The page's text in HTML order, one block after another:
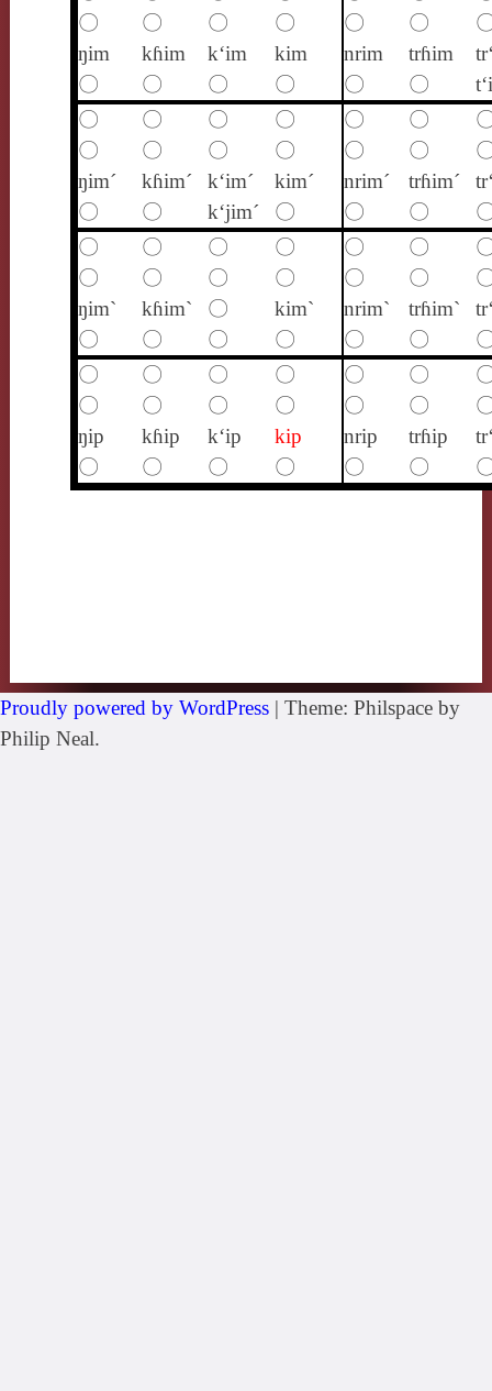
〇
〇 〇 〇 〇 〇
ŋim
kɦim k‘im kim nrim trɦim
〇
〇 〇 〇 〇 〇
〇
〇 〇 〇 〇 〇
〇
〇 〇 〇 〇 〇
ŋim´
kɦim´ k‘im´ kim´ nrim´ trɦim´
〇
〇 k‘jim´ 〇 〇 〇
〇
〇 〇 〇 〇 〇
〇
〇 〇 〇 〇 〇
ŋim`
kɦim` 〇 kim` nrim` trɦim`
〇
〇 〇 〇 〇 〇
〇
〇 〇 〇 〇 〇
〇
〇 〇 〇 〇 〇
ŋip
kɦip k‘ip kip nrip trɦip
〇
〇 〇 〇 〇 〇
Proudly powered by WordPress | Theme: Philspace by
Philip Neal.